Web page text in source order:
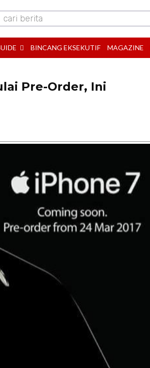
cari berita
BINCANG EKSEKUTIF MAGAZINE
Pre-Order, Ini